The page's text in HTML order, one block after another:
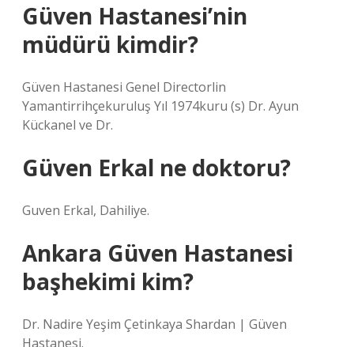
Güven Hastanesi’nin
müdürü kimdir?
Güven Hastanesi Genel Directorlin
Yamantirrihçekuruluş Yıl 1974kuru (s) Dr. Ayun
Kückanel ve Dr.
Güven Erkal ne doktoru?
Guven Erkal, Dahiliye.
Ankara Güven Hastanesi
başhekimi kim?
Dr. Nadire Yeşim Çetinkaya Shardan | Güven
Hastanesi.